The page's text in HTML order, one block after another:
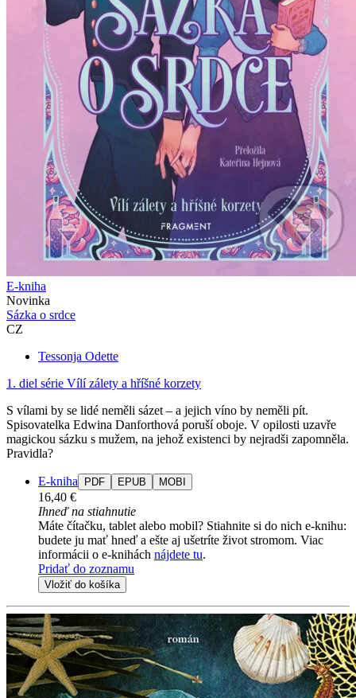
E-kniha
Novinka
Sázka o srdce
CZ
Tessonja Odette
1. diel série Vílí zálety a hříšné korzety
S vílami by se lidé neměli sázet – a jejich víno by neměli pít.
Spisovatelka Edwina Danforthová poruší oboje. V opilosti uzavře
magickou sázku s mužem, na jehož existenci by nejradši zapomněla.
Pravidla?
E-kniha PDF EPUB MOBI
16,40 €
Ihneď na stiahnutie
Máte čítačku, tablet alebo mobil? Stiahnite si do nich e-knihu:
budete ju mať hneď a ešte aj ušetríte život stromom. Viac
informácii o e-knihách nájdete tu.
Pridať do zoznamu
Vložiť do košíka